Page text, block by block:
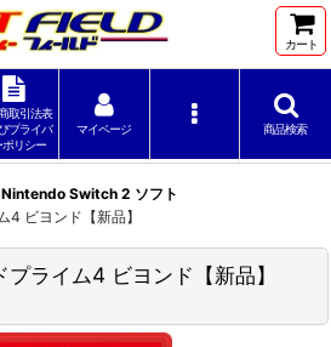
カート
取引法表
プライバ
ポリシー
マイページ 商品検索
Nintendo Switch 2 ソフト
4 ビヨンド【新品】
プライム4 ビヨンド【新品】